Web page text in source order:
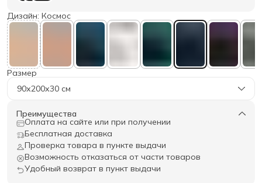
Дизайн: Космос
Размер
90х200х30 см
Преимущества
Оплата на сайте или при получении
Бесплатная доставка
Проверка товара в пункте выдачи
Возможность отказаться от части товаров
Удобный возврат в пункт выдачи